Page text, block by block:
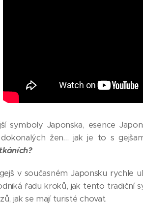
symboly Japonska, esence
dokonalých žen… jak je to s
v současném Japonsku rychle
řadu kroků, jak tento tradiční
jak se mají turisté chovat.